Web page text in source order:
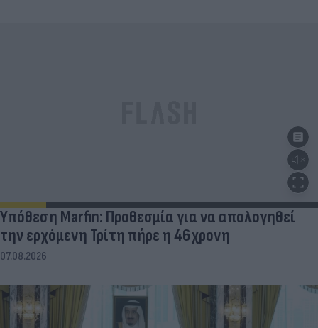
Υπόθεση Marfin: Προθεσμία για να απολογηθεί
την ερχόμενη Τρίτη πήρε η 46χρονη
07.08.2026